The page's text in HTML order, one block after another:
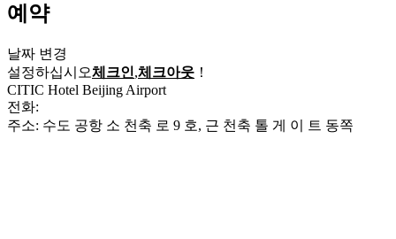
예약
날짜 변경
설정하십시오체크인,체크아웃 ！
CITIC Hotel Beijing Airport
전화:
주소: 수도 공항 소 천축 로 9 호, 근 천축 톨 게 이 트 동쪽